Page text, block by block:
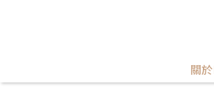
關